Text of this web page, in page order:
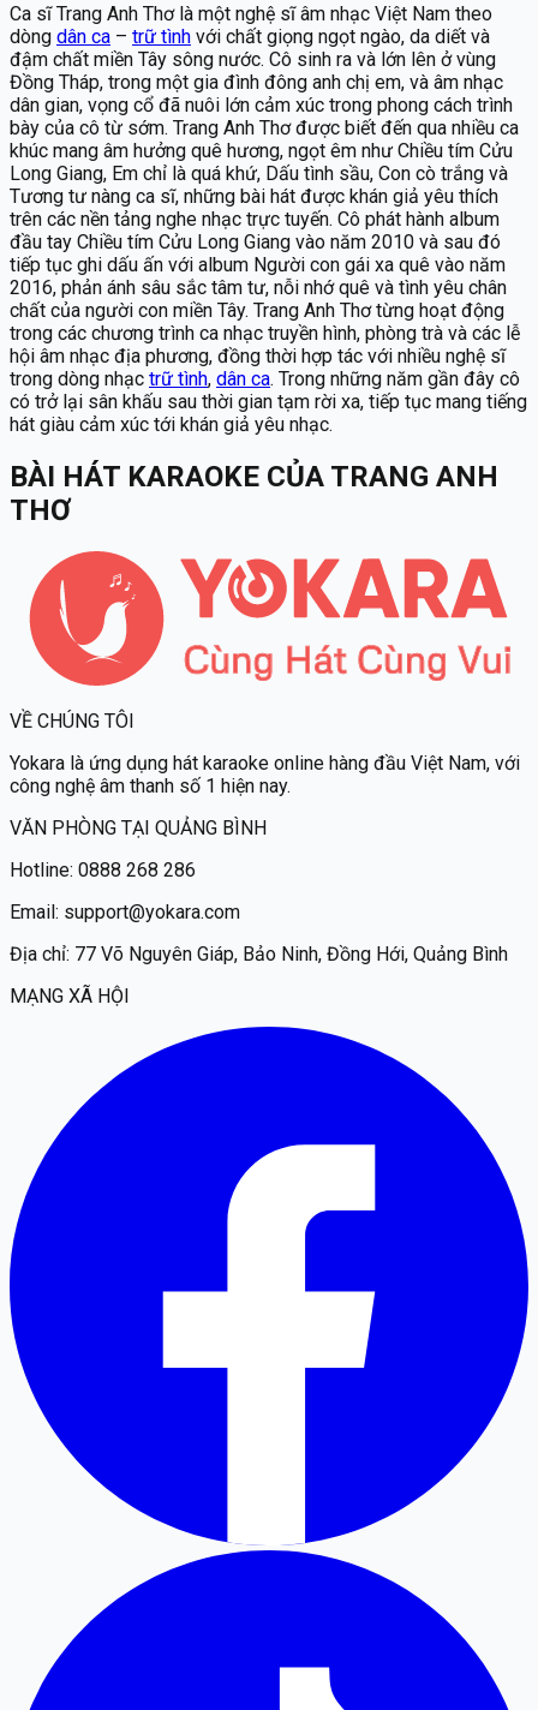
Ca sĩ Trang Anh Thơ là một nghệ sĩ âm nhạc Việt Nam theo
dòng dân ca – trữ tình với chất giọng ngọt ngào, da diết và
đậm chất miền Tây sông nước. Cô sinh ra và lớn lên ở vùng
Đồng Tháp, trong một gia đình đông anh chị em, và âm nhạc
dân gian, vọng cổ đã nuôi lớn cảm xúc trong phong cách trình
bày của cô từ sớm. Trang Anh Thơ được biết đến qua nhiều ca
khúc mang âm hưởng quê hương, ngọt êm như Chiều tím Cửu
Long Giang, Em chỉ là quá khứ, Dấu tình sầu, Con cò trắng và
Tương tư nàng ca sĩ, những bài hát được khán giả yêu thích
trên các nền tảng nghe nhạc trực tuyến. Cô phát hành album
đầu tay Chiều tím Cửu Long Giang vào năm 2010 và sau đó
tiếp tục ghi dấu ấn với album Người con gái xa quê vào năm
2016, phản ánh sâu sắc tâm tư, nỗi nhớ quê và tình yêu chân
chất của người con miền Tây. Trang Anh Thơ từng hoạt động
trong các chương trình ca nhạc truyền hình, phòng trà và các lễ
hội âm nhạc địa phương, đồng thời hợp tác với nhiều nghệ sĩ
trong dòng nhạc trữ tình, dân ca. Trong những năm gần đây cô
có trở lại sân khấu sau thời gian tạm rời xa, tiếp tục mang tiếng
hát giàu cảm xúc tới khán giả yêu nhạc.
BÀI HÁT KARAOKE CỦA TRANG ANH
THƠ
VỀ CHÚNG TÔI
Yokara là ứng dụng hát karaoke online hàng đầu Việt Nam, với
công nghệ âm thanh số 1 hiện nay.
VĂN PHÒNG TẠI QUẢNG BÌNH
Hotline: 0888 268 286
Email: support@yokara.com
Địa chỉ: 77 Võ Nguyên Giáp, Bảo Ninh, Đồng Hới, Quảng Bình
MẠNG XÃ HỘI